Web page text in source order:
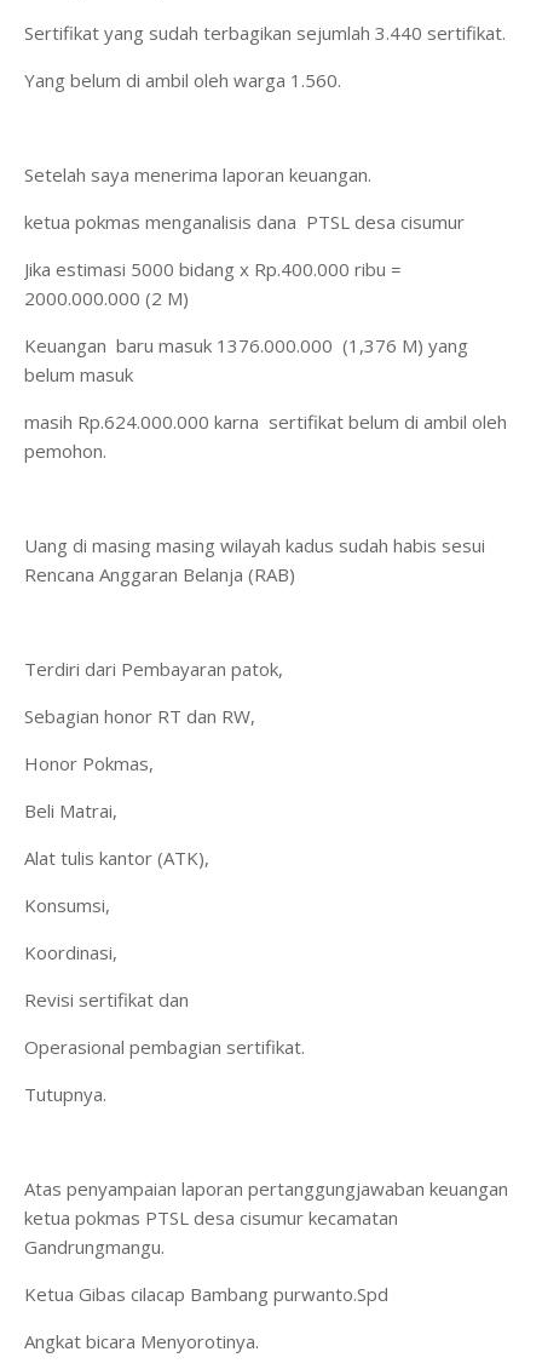
Sertifikat yang sudah terbagikan sejumlah 3.440 sertifikat.
Yang belum di ambil oleh warga 1.560.
Setelah saya menerima laporan keuangan.
ketua pokmas menganalisis dana PTSL desa cisumur
Jika estimasi 5000 bidang x Rp.400.000 ribu =
2000.000.000 (2 M)
Keuangan baru masuk 1376.000.000 (1,376 M) yang
belum masuk
masih Rp.624.000.000 karna sertifikat belum di ambil oleh
pemohon.
Uang di masing masing wilayah kadus sudah habis sesui
Rencana Anggaran Belanja (RAB)
Terdiri dari Pembayaran patok,
Sebagian honor RT dan RW,
Honor Pokmas,
Beli Matrai,
Alat tulis kantor (ATK),
Konsumsi,
Koordinasi,
Revisi sertifikat dan
Operasional pembagian sertifikat.
Tutupnya.
Atas penyampaian laporan pertanggungjawaban keuangan
ketua pokmas PTSL desa cisumur kecamatan
Gandrungmangu.
Ketua Gibas cilacap Bambang purwanto.Spd
Angkat bicara Menyorotinya.